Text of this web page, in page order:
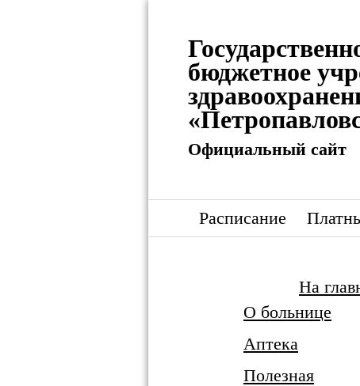
бюджетное
Официальный сайт
Расписание
На
О больнице
Аптека
Полезная